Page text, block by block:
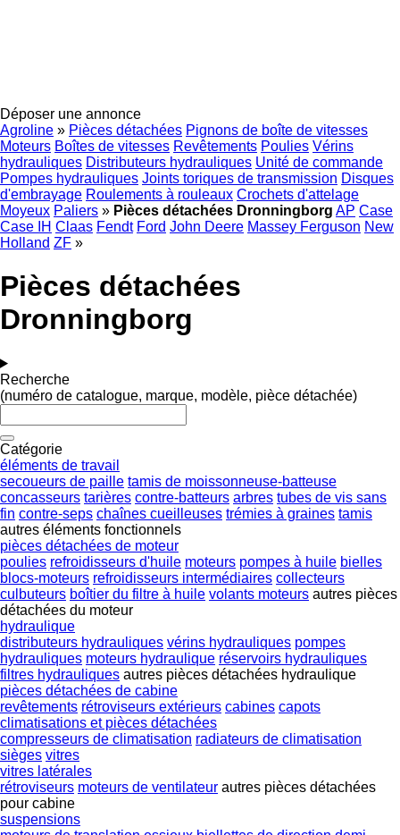
Déposer une annonce
Agroline » Pièces détachées Pignons de boîte de vitesses
Moteurs Boîtes de vitesses Revêtements Poulies Vérins
hydrauliques Distributeurs hydrauliques Unité de commande
Pompes hydrauliques Joints toriques de transmission Disques
d'embrayage Roulements à rouleaux Crochets d'attelage
Moyeux Paliers » Pièces détachées Dronningborg AP Case
Case IH Claas Fendt Ford John Deere Massey Ferguson New
Holland ZF »
Pièces détachées
Dronningborg
Recherche
(numéro de catalogue, marque, modèle, pièce détachée)
Catégorie
éléments de travail
secoueurs de paille tamis de moissonneuse-batteuse
concasseurs tarières contre-batteurs arbres tubes de vis sans
fin contre-seps chaînes cueilleuses trémies à graines tamis
autres éléments fonctionnels
pièces détachées de moteur
poulies refroidisseurs d'huile moteurs pompes à huile bielles
blocs-moteurs refroidisseurs intermédiaires collecteurs
culbuteurs boîtier du filtre à huile volants moteurs autres pièces
détachées du moteur
hydraulique
distributeurs hydrauliques vérins hydrauliques pompes
hydrauliques moteurs hydraulique réservoirs hydrauliques
filtres hydrauliques autres pièces détachées hydraulique
pièces détachées de cabine
revêtements rétroviseurs extérieurs cabines capots
climatisations et pièces détachées
compresseurs de climatisation radiateurs de climatisation
sièges vitres
vitres latérales
rétroviseurs moteurs de ventilateur autres pièces détachées
pour cabine
suspensions